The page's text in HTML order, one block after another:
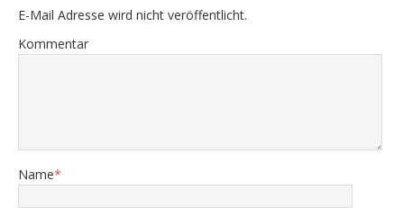
E-Mail Adresse wird nicht veröffentlicht.
Kommentar
Name*